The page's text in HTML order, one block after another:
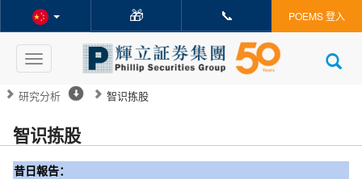
🎁 📞 POEMS 登入
Toggle
navigation
研究分析 智识拣股
智识拣股
昔日報告：